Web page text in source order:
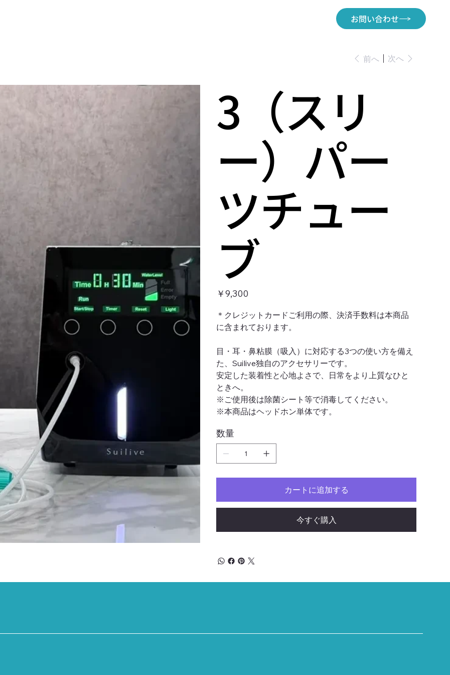
お問い合わせ
前へ 次へ
3（スリ
ー）パー
ツチュー
ブ
価
格
￥9,300
＊クレジットカードご利用の際、決済手数料は本商品
に含まれております。
目・耳・鼻粘膜（吸入）に対応する3つの使い方を備え
た、Suilive独自のアクセサリーです。
安定した装着性と心地よさで、日常をより上質なひと
ときへ。
※ご使用後は除菌シート等で消毒してください。
※本商品はヘッドホン単体です。
数量
カートに追加する
今すぐ購入